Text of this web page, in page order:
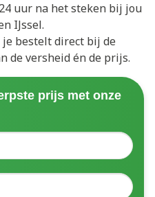
uur na het steken bij jou
IJssel.
bestelt direct bij de
de versheid én de prijs.
prijs met onze